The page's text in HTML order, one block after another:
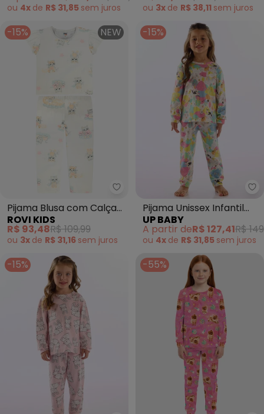
ou 4x de R$ 31,85 sem juros ou 3x de R$ 38,11 sem juros
-15% NEW
Rovi Kids - Pijama Blusa com
Pijama Blusa com Calça
Infantil (Bege)
ROVI KIDS
R$ 93,48R$ 109,99
ou 3x de R$ 31,16 sem juros
-15%
Pijama Unissex Infantil
Estampado Branco
UP BABY
A partir deR$ 127,41R$
ou 4x de R$ 31,85 sem juros
-15% -55%